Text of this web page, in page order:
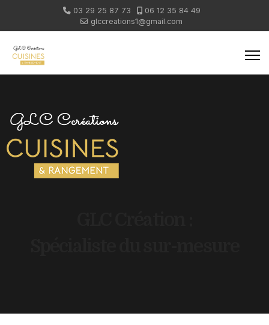
03 29 25 87 73
06 12 35 84 49
glccreations1@gmail.com